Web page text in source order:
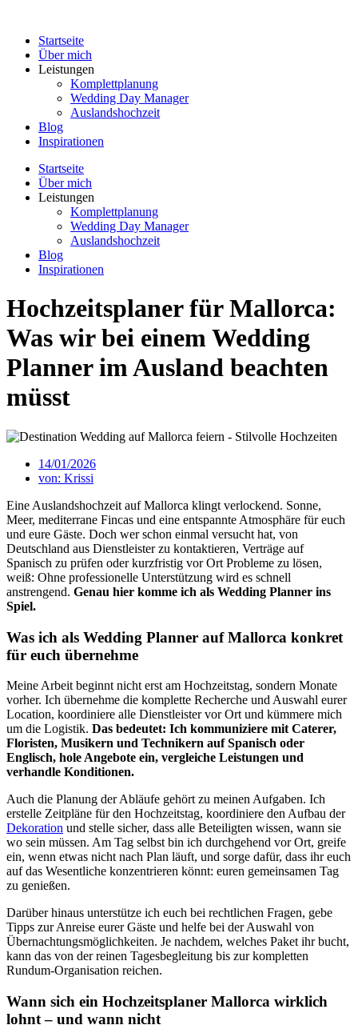
springenStartseite
Über mich
Leistungen
Komplettplanung
Wedding Day Manager
Auslandshochzeit
Blog
Inspirationen
Startseite
Über mich
Leistungen
Komplettplanung
Wedding Day Manager
Auslandshochzeit
Blog
Inspirationen
Hochzeitsplaner für Mallorca:
Was wir bei einem Wedding
Planner im Ausland beachten
müsst
14/01/2026
von: Krissi
Eine Auslandshochzeit auf Mallorca klingt verlockend. Sonne,
Meer, mediterrane Fincas und eine entspannte Atmosphäre für euch
und eure Gäste. Doch wer schon einmal versucht hat, von
Deutschland aus Dienstleister zu kontaktieren, Verträge auf
Spanisch zu prüfen oder kurzfristig vor Ort Probleme zu lösen,
weiß: Ohne professionelle Unterstützung wird es schnell
anstrengend. Genau hier komme ich als Wedding Planner ins
Spiel.
Was ich als Wedding Planner auf Mallorca konkret
für euch übernehme
Meine Arbeit beginnt nicht erst am Hochzeitstag, sondern Monate
vorher. Ich übernehme die komplette Recherche und Auswahl eurer
Location, koordiniere alle Dienstleister vor Ort und kümmere mich
um die Logistik. Das bedeutet: Ich kommuniziere mit Caterer,
Floristen, Musikern und Technikern auf Spanisch oder
Englisch, hole Angebote ein, vergleiche Leistungen und
verhandle Konditionen.
Auch die Planung der Abläufe gehört zu meinen Aufgaben. Ich
erstelle Zeitpläne für den Hochzeitstag, koordiniere den Aufbau der
Dekoration und stelle sicher, dass alle Beteiligten wissen, wann sie
wo sein müssen. Am Tag selbst bin ich durchgehend vor Ort, greife
ein, wenn etwas nicht nach Plan läuft, und sorge dafür, dass ihr euch
auf das Wesentliche konzentrieren könnt: euren gemeinsamen Tag
zu genießen.
Darüber hinaus unterstütze ich euch bei rechtlichen Fragen, gebe
Tipps zur Anreise eurer Gäste und helfe bei der Auswahl von
Übernachtungsmöglichkeiten. Je nachdem, welches Paket ihr bucht,
kann das von der reinen Tagesbegleitung bis zur kompletten
Rundum-Organisation reichen.
Wann sich ein Hochzeitsplaner Mallorca wirklich
lohnt – und wann nicht